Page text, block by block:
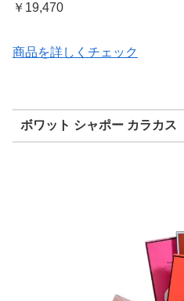
￥19,470
商品を詳しくチェック
ボワット シャポー カラカス